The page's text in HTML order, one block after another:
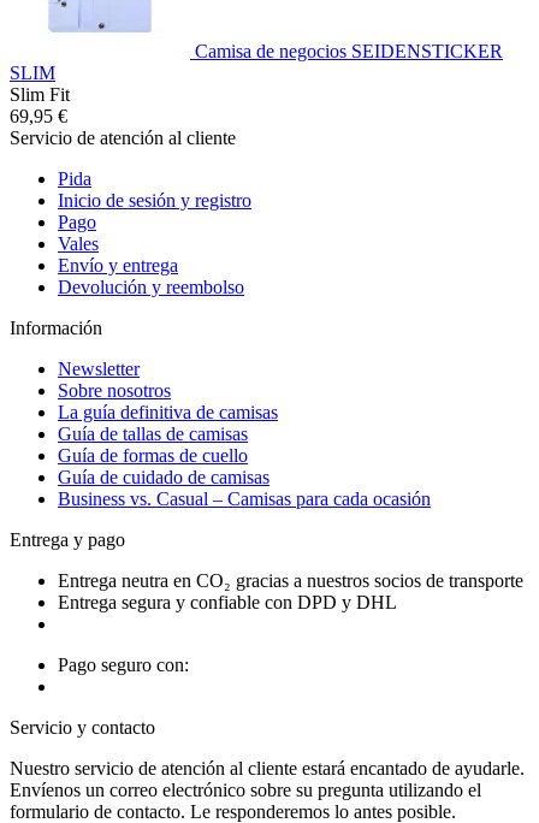
Camisa de negocios SEIDENSTICKER
SLIM
Slim Fit
69,95 €
Servicio de atención al cliente
Pida
Inicio de sesión y registro
Pago
Vales
Envío y entrega
Devolución y reembolso
Información
Newsletter
Sobre nosotros
La guía definitiva de camisas
Guía de tallas de camisas
Guía de formas de cuello
Guía de cuidado de camisas
Business vs. Casual – Camisas para cada ocasión
Entrega y pago
Entrega neutra en CO₂ gracias a nuestros socios de transporte
Entrega segura y confiable con DPD y DHL
Pago seguro con:
Servicio y contacto
Nuestro servicio de atención al cliente estará encantado de ayudarle.
Envíenos un correo electrónico sobre su pregunta utilizando el
formulario de contacto. Le responderemos lo antes posible.